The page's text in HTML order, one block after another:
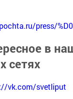
press/
в
сетях
vk.com/svetliput